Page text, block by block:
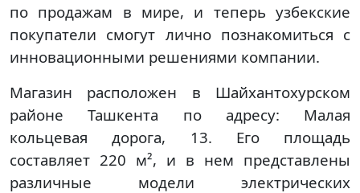
по продажам в мире, и теперь узбекские
покупатели смогут лично познакомиться с
инновационными решениями компании.
Магазин расположен в Шайхантохурском
районе Ташкента по адресу: Малая
кольцевая дорога, 13. Его площадь
составляет 220 м², и в нем представлены
различные модели электрических